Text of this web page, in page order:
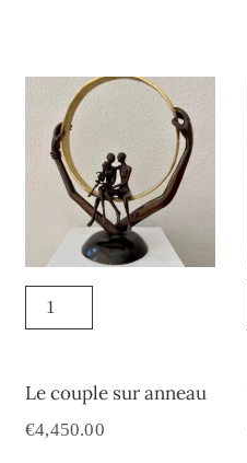
Le couple sur anneau
€4,450.00